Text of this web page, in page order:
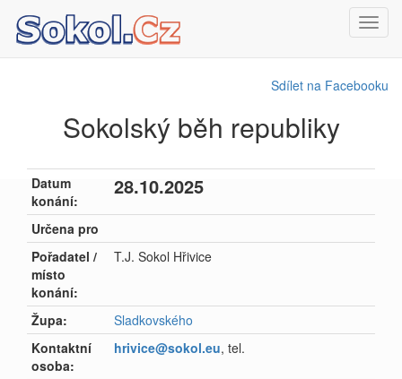
Sdílet na Facebooku
Sokolský běh republiky
Datum
konání:
28.10.2025
Určena pro
Pořadatel /
místo
konání:
T.J. Sokol Hřivice
Župa:
Sladkovského
Kontaktní
osoba:
hrivice@sokol.eu, tel.